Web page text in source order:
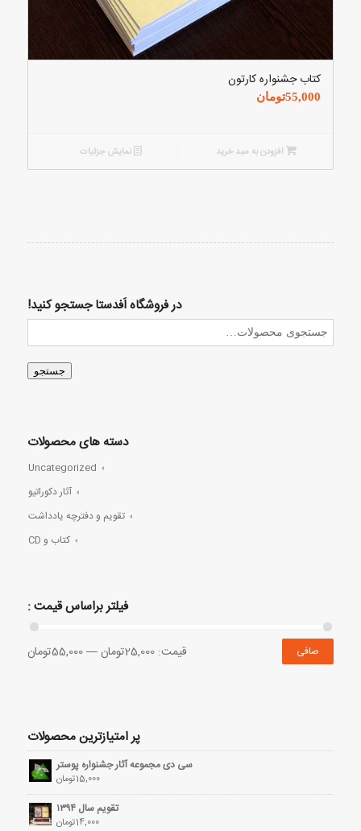
کتاب جشنواره کارتون
55,000تومان
افزودن به سبد خرید نمایش جزئیات
در فروشگاه اَفدستا جستجو کنید!
جستجو
دسته های محصولات
Uncategorized
آثار دکوراتیو
تقویم و دفترچه یادداشت
کتاب و CD
فیلتر براساس قیمت :
صافی قيمت:25,000تومان —55,000تومان
پر امتیازترین محصولات
سی دی مجموعه آثار جشنواره پوستر
15,000تومان
تقویم سال ۱۳۹۴
14,000تومان